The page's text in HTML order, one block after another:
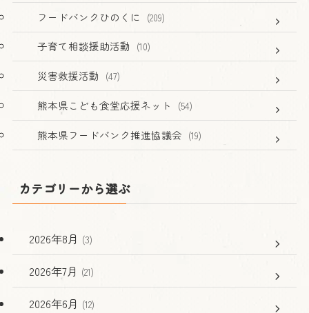
フードバンクひのくに (209)
子育て相談援助活動 (10)
災害救援活動 (47)
熊本県こども食堂応援ネット (54)
熊本県フードバンク推進協議会 (19)
カテゴリーから選ぶ
2026年8月 (3)
2026年7月 (21)
2026年6月 (12)